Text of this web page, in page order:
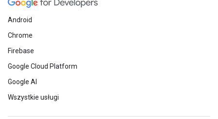
Android
Chrome
Firebase
Google Cloud Platform
Google AI
Wszystkie usługi